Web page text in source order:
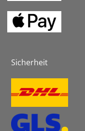
Sicherheit